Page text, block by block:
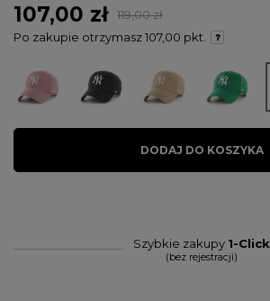
107,00 zł
119,00 zł
Po zakupie otrzymasz107,00 pkt.
DODAJ DO KOSZYKA
Szybkie zakupy 1-Click
(bez rejestracji)